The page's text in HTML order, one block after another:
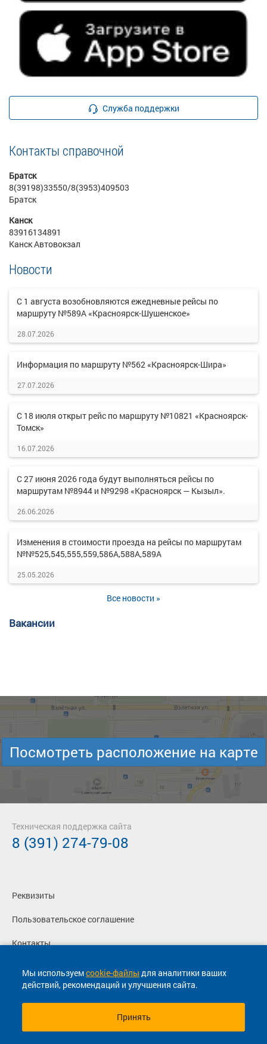
Служба поддержки
Контакты справочной
Братск
8(39198)33550/8(3953)409503
Братск
Канск
83916134891
Канск Автовокзал
Новости
С 1 августа возобновляются ежедневные рейсы по
маршруту №589А «Красноярск-Шушенское»
28.07.2026
Информация по маршруту №562 «Красноярск-Шира»
27.07.2026
С 18 июля открыт рейс по маршруту №10821 «Красноярск-
Томск»
16.07.2026
С 27 июня 2026 года будут выполняться рейсы по
маршрутам №8944 и №9298 «Красноярск — Кызыл».
26.06.2026
Изменения в стоимости проезда на рейсы по маршрутам
№№525,545,555,559,586А,588А,589А
25.05.2026
Все новости »
Вакансии
Мы используемcookie-файлы для аналитики ваших
действий, рекомендаций и улучшения сайта.
Принять
Посмотреть расположение на карте
Реквизиты
Пользовательское соглашение
Контакты
Политика конфиденциальности
Перевозчикам
Техническая поддержка сайта
8 (391) 274-79-08
© 2013-2026, ООО "Капитал"- Онлайн сервис продажи